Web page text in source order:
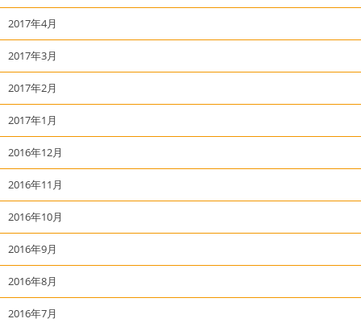
2017年4月
2017年3月
2017年2月
2017年1月
2016年12月
2016年11月
2016年10月
2016年9月
2016年8月
2016年7月